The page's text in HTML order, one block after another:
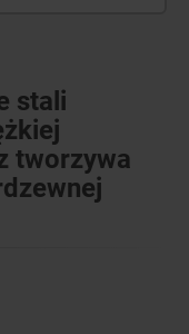
stali
tworzywa